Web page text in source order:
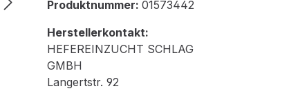
Produktnummer: 01573442
Herstellerkontakt:
HEFEREINZUCHT SCHLAG
GMBH
Langertstr. 92